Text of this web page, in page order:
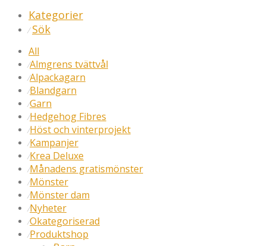
Kategorier
⁄ Sök
All
⁄Almgrens tvättvål
⁄Alpackagarn
⁄Blandgarn
⁄Garn
⁄Hedgehog Fibres
⁄Höst och vinterprojekt
⁄Kampanjer
⁄Krea Deluxe
⁄Månadens gratismönster
⁄Mönster
⁄Mönster dam
⁄Nyheter
⁄Okategoriserad
⁄Produktshop